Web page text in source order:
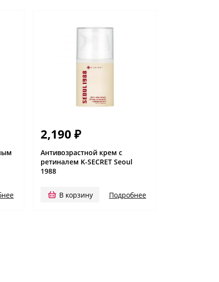
2,190 ₽
Антивозрастной крем с
ретиналем K-SECRET Seoul
1988
В корзину Подробнее